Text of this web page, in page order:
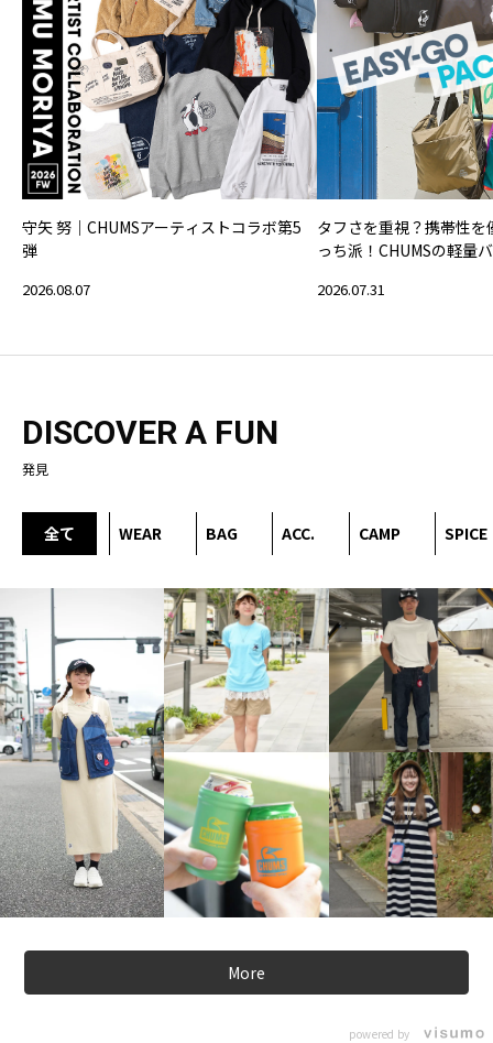
守矢 努｜CHUMSアーティストコラボ第5
弾
2026.08.07
タフさを重視？携帯性
っち派！CHUMSの軽量
2026.07.31
DISCOVER A FUN
発見
全て WEAR BAG ACC. CAMP SPICE
More
powered by